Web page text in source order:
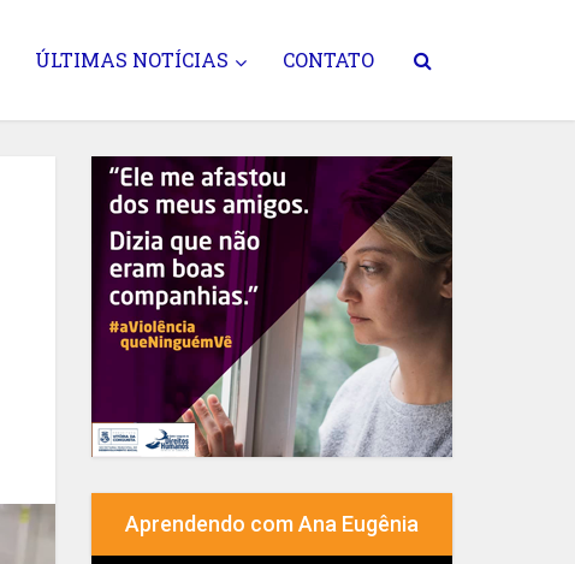
ÚLTIMAS NOTÍCIAS CONTATO
Aprendendo com Ana Eugênia